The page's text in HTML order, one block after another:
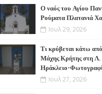
Ο ναός του Αγίου
Ρούματα Πλατανιά
Ιουλ 29, 2026
Τι κρύβεται κάτω
Μάχης Κρήτης στη Λ.
Ηράκλειο-
Ιουλ 27, 2026